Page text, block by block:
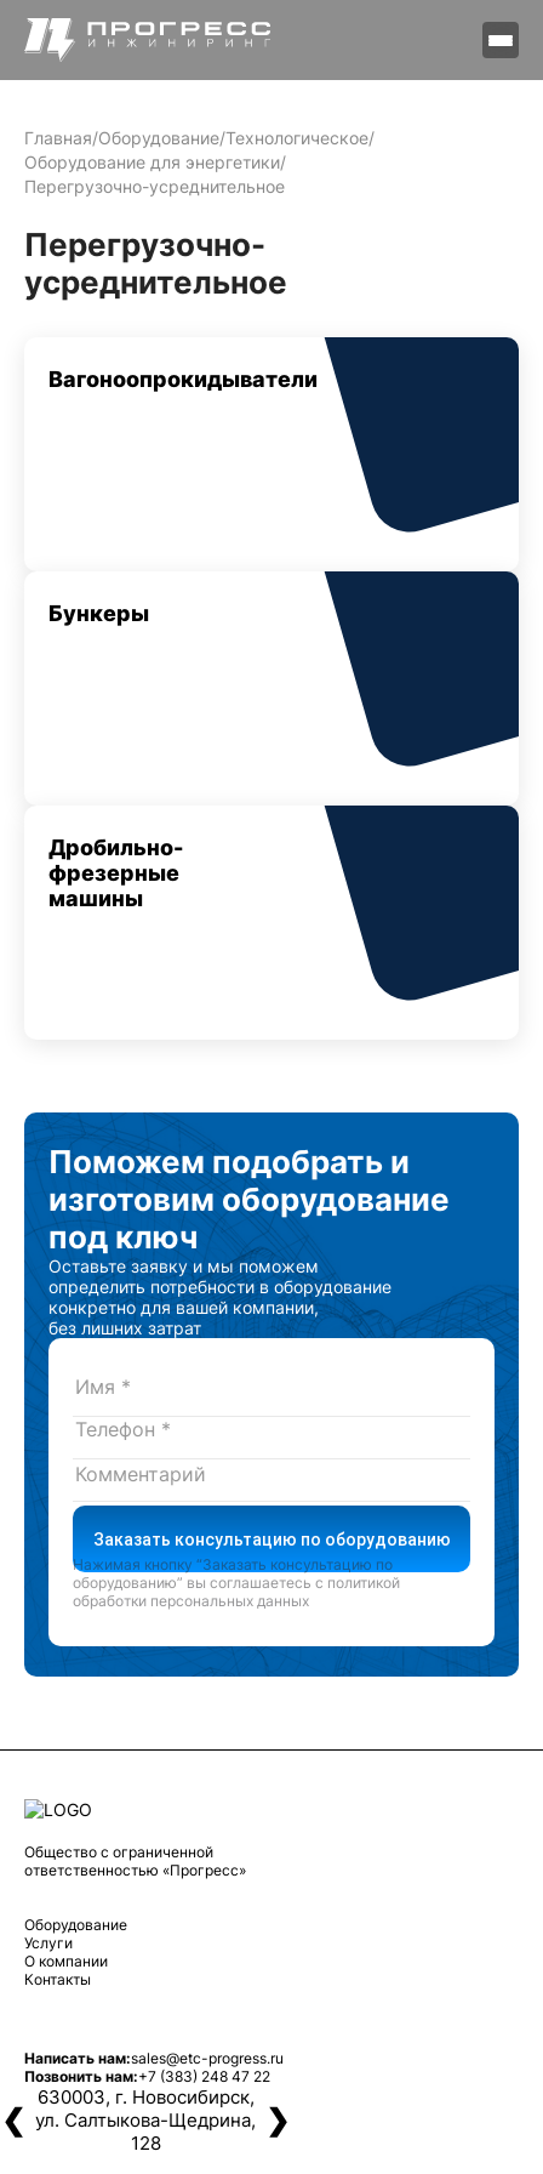
Главная/Оборудование/Технологическое/
Оборудование для энергетики/
Перегрузочно-усреднительное
Перегрузочно-
усреднительное
Вагоноопрокидыватели
Бункеры
Дробильно-
фрезерные
машины
Поможем подобрать и
изготовимоборудование
под ключ
Оставьте заявку и мы поможем
определить потребности в оборудование
конкретно для вашей компании,
без лишних затрат
Заказать консультацию по оборудованию
Нажимая кнопку “Заказать консультацию по
оборудованию” вы соглашаетесь с политикой
обработки персональных данных
Общество с ограниченной
ответственностью «Прогресс»
Оборудование
Услуги
О компании
Контакты
Написать нам:sales@etc-progress.ru
Позвонить нам:+7 (383) 248 47 22
630003, г. Новосибирск,
ул. Салтыкова-Щедрина,
128
❮ ❯